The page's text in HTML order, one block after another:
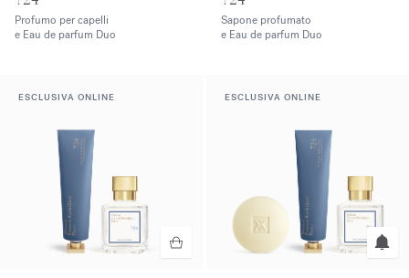
Profumo per capelli
e Eau de parfum Duo
Sapone profumato
e Eau de parfum Duo
ESCLUSIVA ONLINE ESCLUSIVA ONLINE